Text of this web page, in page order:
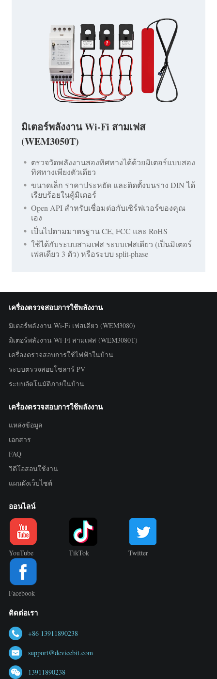
มิเตอร์พลังงาน Wi-Fi สามเฟส
(WEM3050T)
ตรวจวัดพลังงานสองทิศทางได้ด้วยมิเตอร์แบบสอง
ทิศทางเพียงตัวเดียว
ขนาดเล็ก ราคาประหยัด และติดตั้งบนราง DIN ได้
เรียบร้อยในตู้มิเตอร์
Open API สำหรับเชื่อมต่อกับเซิร์ฟเวอร์ของคุณ
เอง
เป็นไปตามมาตรฐาน CE, FCC และ RoHS
ใช้ได้กับระบบสามเฟส ระบบเฟสเดียว (เป็นมิเตอร์
เฟสเดียว 3 ตัว) หรือระบบ split-phase
เครื่องตรวจสอบการใช้พลังงาน
มิเตอร์พลังงาน Wi-Fi เฟสเดียว (WEM3080)
มิเตอร์พลังงาน Wi-Fi สามเฟส (WEM3080T)
เครื่องตรวจสอบการใช้ไฟฟ้าในบ้าน
ระบบตรวจสอบโซลาร์ PV
ระบบอัตโนมัติภายในบ้าน
เครื่องตรวจสอบการใช้พลังงาน
แหล่งข้อมูล
เอกสาร
FAQ
วิดีโอสอนใช้งาน
แผนผังเว็บไซต์
ออนไลน์
YouTube TikTok Twitter
Facebook
ติดต่อเรา
+86 13911890238
support@devicebit.com
13911890238